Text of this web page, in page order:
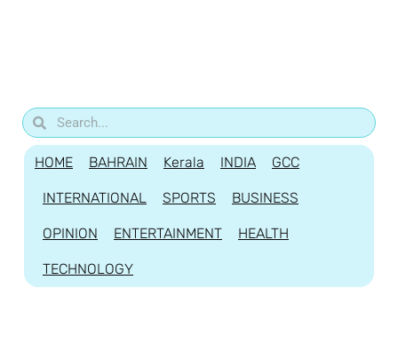
HOME BAHRAIN Kerala INDIA GCC
INTERNATIONAL SPORTS BUSINESS
OPINION ENTERTAINMENT HEALTH
TECHNOLOGY